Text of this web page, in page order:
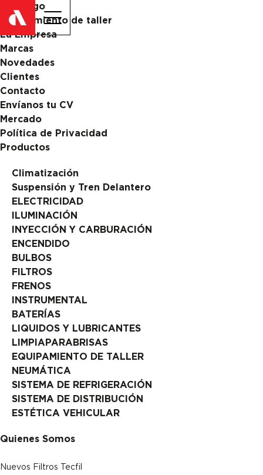
Catalogo
Equipamiento de taller
La Empresa
Marcas
Novedades
Clientes
Contacto
Envíanos tu CV
Mercado
Política de Privacidad
Productos
Climatización
Suspensión y Tren Delantero
ELECTRICIDAD
ILUMINACIÓN
INYECCIÓN Y CARBURACIÓN
ENCENDIDO
BULBOS
FILTROS
FRENOS
INSTRUMENTAL
BATERÍAS
LIQUIDOS Y LUBRICANTES
LIMPIAPARABRISAS
EQUIPAMIENTO DE TALLER
NEUMÁTICA
SISTEMA DE REFRIGERACIÓN
SISTEMA DE DISTRIBUCIÓN
ESTÉTICA VEHICULAR
Quienes Somos
Nuevos Filtros Tecfil